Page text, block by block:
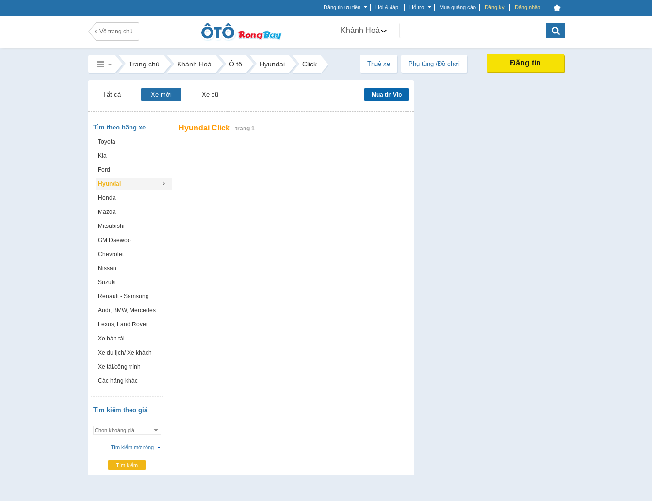
Đăng tin ưu tiên Hỏi & đáp Hỗ trợ Mua quảng cáo Đăng ký Đăng nhập
Về trang chủ Khánh Hoà
Trang chủ Khánh Hoà Ô tô Hyundai Click Thuê xe Phụ tùng /Đồ chơi Đăng tin
Tất cả Xe mới Xe cũ Mua tin Vip
Tìm theo hãng xe
Toyota
Kia
Ford
Hyundai
Honda
Mazda
Mitsubishi
GM Daewoo
Chevrolet
Nissan
Suzuki
Renault - Samsung
Audi, BMW, Mercedes
Lexus, Land Rover
Xe bán tải
Xe du lịch/ Xe khách
Xe tải/công trình
Các hãng khác
Tìm kiếm theo giá
Tìm kiếm mở rộng
Tìm kiếm
Hyundai Click - trang 1